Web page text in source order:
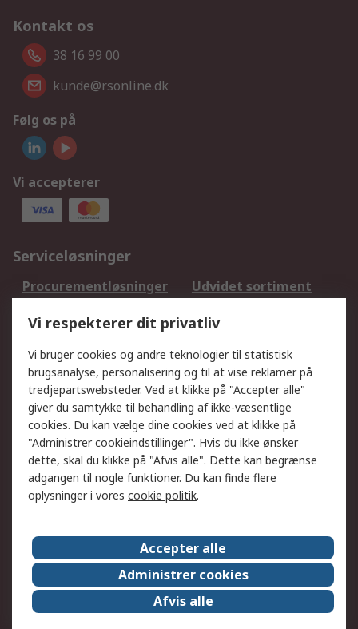
Kontakt os
38 16 99 00
kunde@rsonline.dk
Følg os på
Vi accepterer
Serviceløsninger
Procurementløsninger
Udvidet sortiment
DesignSpark
Teknisk Support
Dit lokale salgsteam
Eksportløsninger
Support
Få hjælp
Returnering
Levering
Spor min ordre
Fakturakopi
Betalingsmuligheder
Fordele med Mit RS
Okdo
Om RS
Salgsbetingelser
Det juridiske
Pressecenter
Job hos RS
ESG
Vi respekterer dit privatliv
Vi bruger cookies og andre teknologier til statistisk
brugsanalyse, personalisering og til at vise reklamer på
tredjepartswebsteder. Ved at klikke på "Accepter alle"
giver du samtykke til behandling af ikke-væsentlige
cookies. Du kan vælge dine cookies ved at klikke på
"Administrer cookieindstillinger". Hvis du ikke ønsker
dette, skal du klikke på "Afvis alle". Dette kan begrænse
adgangen til nogle funktioner. Du kan finde flere
oplysninger i vores cookie politik.
Accepter alle
Administrer cookies
Afvis alle